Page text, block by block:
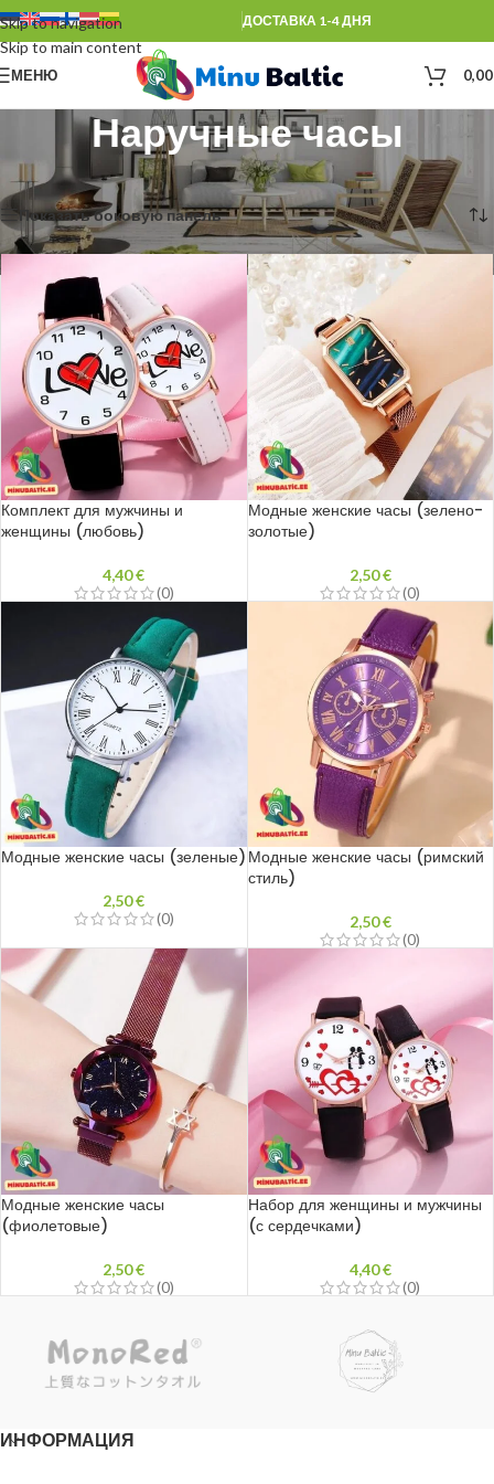
Skip to navigation
Skip to main content
ДОСТАВКА 1-4 ДНЯ
МЕНЮ
Наручные часы
Главная Наручные часы Показаны все (6)
Показать боковую панель
Комплект для мужчины и
женщины (любовь)
4,40€
(0)
Модные женские часы (зелено-
золотые)
2,50€
(0)
Модные женские часы (зеленые)
2,50€
(0)
Модные женские часы (римский
стиль)
2,50€
(0)
Модные женские часы
(фиолетовые)
2,50€
(0)
Набор для женщины и мужчины
(с сердечками)
4,40€
(0)
ИНФОРМАЦИЯ